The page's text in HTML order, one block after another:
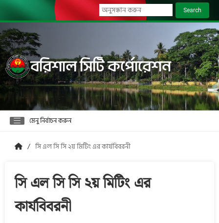
Search
বরিশাল সিটি কর্পোরেশন
মেনু নির্বাচন করুন
সি এল সি সি ২য় মিটিং এর কার্যবিবরনী
সি এল সি সি ২য় মিটিং এর
কার্যবিবরনী